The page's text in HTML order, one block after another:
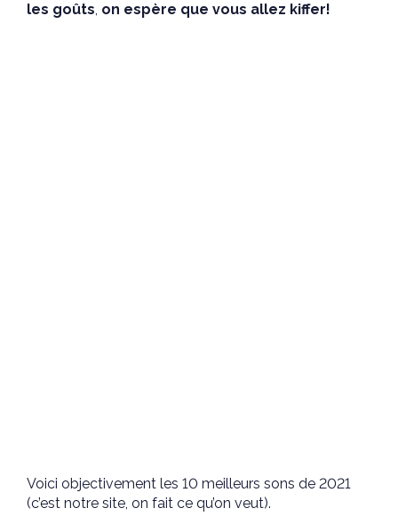
les goûts, on espère que vous allez kiffer!
Voici objectivement les 10 meilleurs sons de 2021
(c’est notre site, on fait ce qu’on veut).